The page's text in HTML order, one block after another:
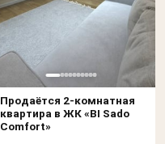
Продаётся 2-комнатная
квартира в ЖК «BI Sado
Comfort»